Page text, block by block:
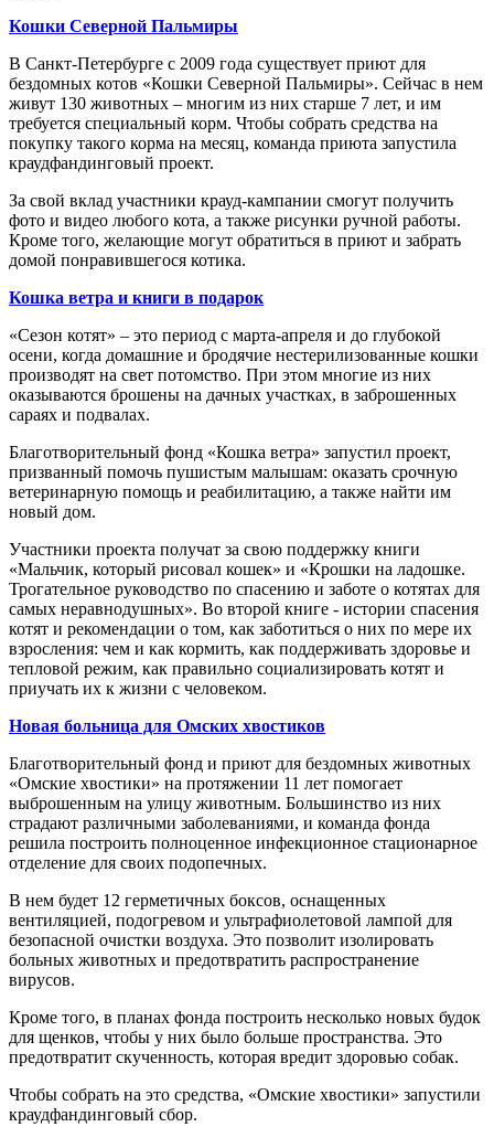
Кошки Северной Пальмиры
В Санкт-Петербурге с 2009 года существует приют для
бездомных котов «Кошки Северной Пальмиры». Сейчас в нем
живут 130 животных – многим из них старше 7 лет, и им
требуется специальный корм. Чтобы собрать средства на
покупку такого корма на месяц, команда приюта запустила
краудфандинговый проект.
За свой вклад участники крауд-кампании смогут получить
фото и видео любого кота, а также рисунки ручной работы.
Кроме того, желающие могут обратиться в приют и забрать
домой понравившегося котика.
Кошка ветра и книги в подарок
«Сезон котят» – это период с марта-апреля и до глубокой
осени, когда домашние и бродячие нестерилизованные кошки
производят на свет потомство. При этом многие из них
оказываются брошены на дачных участках, в заброшенных
сараях и подвалах.
Благотворительный фонд «Кошка ветра» запустил проект,
призванный помочь пушистым малышам: оказать срочную
ветеринарную помощь и реабилитацию, а также найти им
новый дом.
Участники проекта получат за свою поддержку книги
«Мальчик, который рисовал кошек» и «Крошки на ладошке.
Трогательное руководство по спасению и заботе о котятах для
самых неравнодушных». Во второй книге - истории спасения
котят и рекомендации о том, как заботиться о них по мере их
взросления: чем и как кормить, как поддерживать здоровье и
тепловой режим, как правильно социализировать котят и
приучать их к жизни с человеком.
Новая больница для Омских хвостиков
Благотворительный фонд и приют для бездомных животных
«Омские хвостики» на протяжении 11 лет помогает
выброшенным на улицу животным. Большинство из них
страдают различными заболеваниями, и команда фонда
решила построить полноценное инфекционное стационарное
отделение для своих подопечных.
В нем будет 12 герметичных боксов, оснащенных
вентиляцией, подогревом и ультрафиолетовой лампой для
безопасной очистки воздуха. Это позволит изолировать
больных животных и предотвратить распространение
вирусов.
Кроме того, в планах фонда построить несколько новых будок
для щенков, чтобы у них было больше пространства. Это
предотвратит скученность, которая вредит здоровью собак.
Чтобы собрать на это средства, «Омские хвостики» запустили
краудфандинговый сбор.